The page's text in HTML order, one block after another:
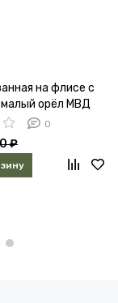
на флисе с
орёл МВД
0
₽